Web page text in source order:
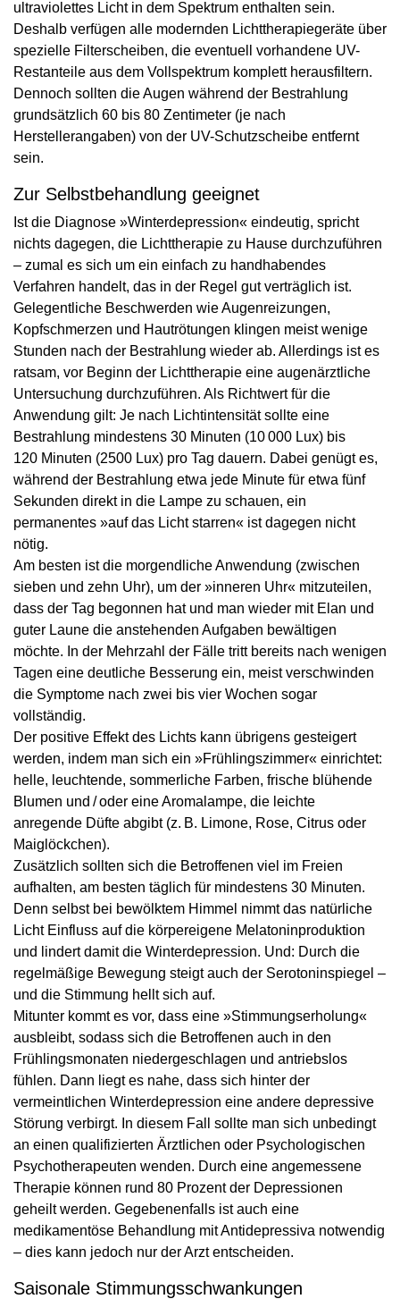
ultraviolettes Licht in dem Spektrum enthalten sein.
Deshalb verfügen alle modernden Lichttherapiegeräte über
spezielle Filterscheiben, die eventuell vorhandene UV-
Restanteile aus dem Vollspektrum komplett her­ausfiltern.
Dennoch sollten die Augen während der Bestrahlung
grundsätzlich 60 bis 80 Zentimeter (je nach
Herstellerangaben) von der UV-Schutzscheibe entfernt
sein.
Zur Selbstbehandlung geeignet
Ist die Diagnose »Winterdepression« eindeutig, spricht
nichts dagegen, die Lichttherapie zu Hause durchzuführen
– zumal es sich um ein einfach zu handhabendes
Verfahren handelt, das in der Regel gut verträglich ist.
Gelegentliche Beschwerden wie Augenreizungen,
Kopfschmerzen und Hautrötungen klingen meist wenige
Stunden nach der Bestrahlung wieder ab. Allerdings ist es
ratsam, vor Beginn der Lichttherapie eine augenärztliche
Untersuchung durchzuführen. Als Richtwert für die
Anwendung gilt: Je nach Lichtintensität sollte eine
Bestrahlung mindestens 30 Minuten (10 000 Lux) bis
120 Minuten (2500 Lux) pro Tag dauern. Dabei genügt es,
während der Bestrahlung etwa jede Minute für etwa fünf
Sekunden direkt in die Lampe zu schauen, ein
permanentes »auf das Licht starren« ist dagegen nicht
nötig.
Am besten ist die morgendliche Anwendung (zwischen
sieben und zehn Uhr), um der »inneren Uhr« mitzuteilen,
dass der Tag begonnen hat und man wieder mit Elan und
guter Laune die anstehenden Aufgaben bewältigen
möchte. In der Mehrzahl der Fälle tritt bereits nach wenigen
Tagen eine deutliche Besserung ein, meist verschwinden
die Symptome nach zwei bis vier Wochen sogar
vollständig.
Der positive Effekt des Lichts kann übrigens gesteigert
werden, indem man sich ein »Frühlingszimmer« einrichtet:
helle, leuchtende, sommerliche Farben, frische blühende
Blumen und / oder eine Aromalampe, die leichte
anregende Düfte abgibt (z. B. Limone, Rose, Citrus oder
Maiglöckchen).
Zusätzlich sollten sich die Betroffenen viel im Freien
aufhalten, am besten täglich für mindestens 30 Minuten.
Denn selbst bei bewölktem Himmel nimmt das natürliche
Licht Einfluss auf die körpereigene Melatoninproduktion
und lindert damit die Winterdepression. Und: Durch die
regelmäßige Bewegung steigt auch der Serotoninspiegel –
und die Stimmung hellt sich auf.
Mitunter kommt es vor, dass eine »Stimmungserholung«
ausbleibt, sodass sich die Betroffenen auch in den
Frühlingsmonaten niedergeschlagen und antriebslos
fühlen. Dann liegt es nahe, dass sich hinter der
vermeintlichen Winterdepression eine andere depressive
Störung verbirgt. In diesem Fall sollte man sich unbedingt
an einen qualifizierten Ärztlichen oder Psychologischen
Psychotherapeuten wenden. Durch eine angemessene
Therapie können rund 80 Prozent der Depressionen
geheilt werden. Gegebenenfalls ist auch eine
medikamentöse Behandlung mit Antidepressiva notwendig
– dies kann jedoch nur der Arzt entscheiden.
Saisonale Stimmungsschwankungen